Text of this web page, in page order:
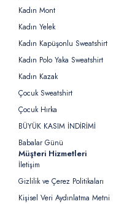
Kadın Mont
Kadın Yelek
Kadın Kapüşonlu Sweatshirt
Kadın Polo Yaka Sweatshirt
Kadın Kazak
Çocuk Sweatshirt
Çocuk Hırka
BÜYÜK KASIM İNDİRİMİ
Babalar Günü
Müşteri Hizmetleri
İletişim
Gizlilik ve Çerez Politikaları
Kişisel Veri Aydınlatma Metni